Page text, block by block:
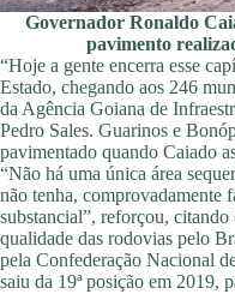
Governador Ronaldo
pavimento
“Hoje a gente encerra esse
Estado, chegando aos 246
da Agência Goiana de
Pedro Sales. Guarinos e
pavimentado quando Caiado
“Não há uma única área
não tenha, comprovadamente
substancial”, reforçou,
qualidade das rodovias pelo
pela Confederação Nacional
saiu da 19ª posição em 2019,